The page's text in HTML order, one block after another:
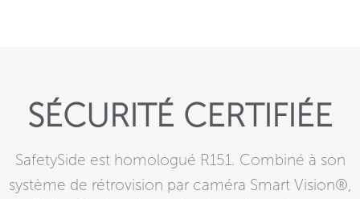
SÉCURITÉ CERTIFIÉE
SafetySide est homologué R151. Combiné à son
système de rétrovision par caméra Smart Vision®,